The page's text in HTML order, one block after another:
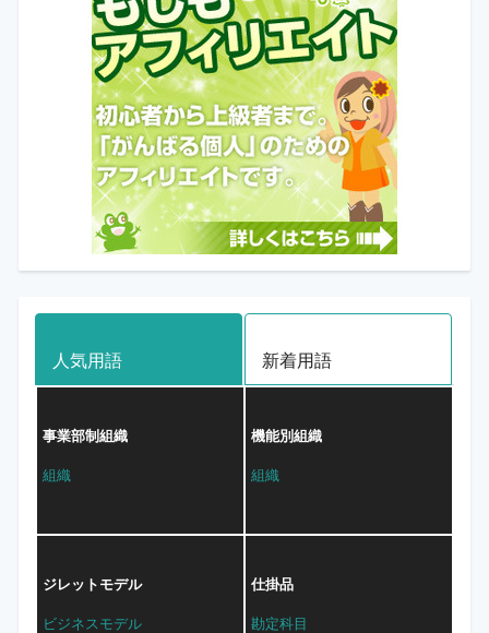
人気用語 新着用語
事業部制組織
組織
機能別組織
組織
ジレットモデル
ビジネスモデル
仕掛品
勘定科目